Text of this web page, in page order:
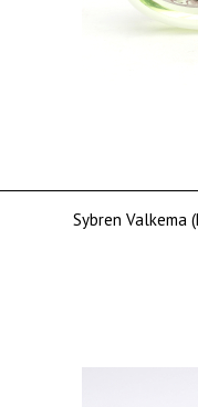
Sybren Valkema